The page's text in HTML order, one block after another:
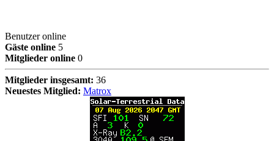
Benutzer online
Gäste online 5
Mitglieder online 0
Mitglieder insgesamt: 36
Neuestes Mitglied: Matrox